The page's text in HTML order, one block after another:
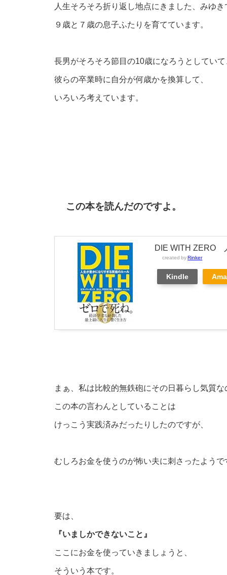
人生そろそろ折り返し地点にきました、みゆき
９歳と７歳の息子ふたりを育てています。
長男がそろそろ節目の10歳になろうとしていて
彼らの卒業時に自分が何歳かを換算して、
いろいろ考えています。
この本を読んだのですよ。
DIE WITH ZERO
created by Rinker
Kindle
まぁ、私は比較的無鉄砲にその日暮らし気質な
この本の言わんとしていることは
けっこう実践済みだったりしたのですが、
むしろお金を使うのが怖い夫に刺さったようで
要は、
『いましかできないこと』
ここにお金を使っていきましょうと、
そういう本です。